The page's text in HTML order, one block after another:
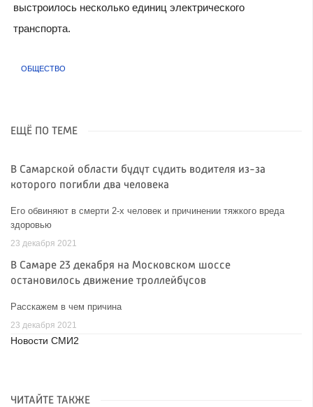
выстроилось несколько единиц электрического
транспорта.
ОБЩЕСТВО
ЕЩЁ ПО ТЕМЕ
В Самарской области будут судить водителя из-за
которого погибли два человека
Его обвиняют в смерти 2-х человек и причинении тяжкого вреда
здоровью
23 декабря 2021
В Самаре 23 декабря на Московском шоссе
остановилось движение троллейбусов
Расскажем в чем причина
23 декабря 2021
Новости СМИ2
ЧИТАЙТЕ ТАКЖЕ